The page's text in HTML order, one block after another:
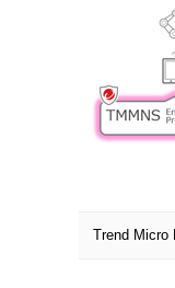
Trend Micro